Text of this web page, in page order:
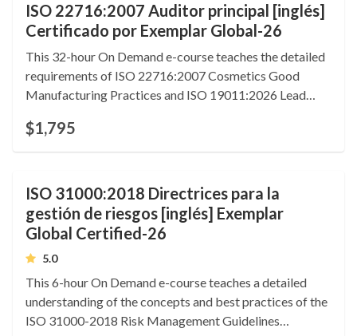
ISO 22716:2007 Auditor principal [inglés]
Certificado por Exemplar Global-26
This 32-hour On Demand e-course teaches the detailed
requirements of ISO 22716:2007 Cosmetics Good
Manufacturing Practices and ISO 19011:2026 Lead
Competence. 3.2 CEUs. Language: English
$1,795
ISO 31000:2018 Directrices para la
gestión de riesgos [inglés] Exemplar
Global Certified-26
5.0
This 6-hour On Demand e-course teaches a detailed
understanding of the concepts and best practices of the
ISO 31000-2018 Risk Management Guidelines